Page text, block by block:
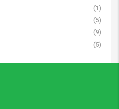
(1)
(5)
(9)
(5)